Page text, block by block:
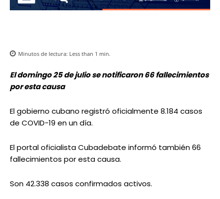
Minutos de lectura: Less than 1 min.
El domingo 25 de julio se notificaron 66 fallecimientos
por esta causa
El gobierno cubano registró oficialmente 8.184 casos
de COVID-19 en un día.
El portal oficialista Cubadebate informó también 66
fallecimientos por esta causa.
Son 42.338 casos confirmados activos.